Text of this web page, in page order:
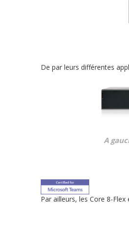
De par leurs différentes
A
Par ailleurs, les Core 8-